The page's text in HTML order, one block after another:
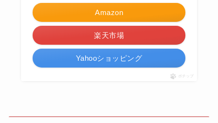
Amazon
楽天市場
Yahooショッピング
ポチップ